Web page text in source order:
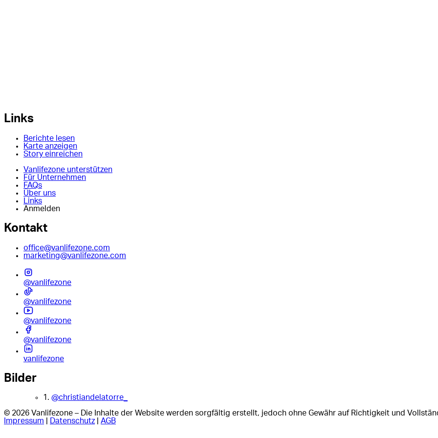
Links
Berichte lesen
Karte anzeigen
Story einreichen
Vanlifezone unterstützen
Für Unternehmen
FAQs
Über uns
Links
Anmelden
Kontakt
office@vanlifezone.com
marketing@vanlifezone.com
@vanlifezone
@vanlifezone
@vanlifezone
@vanlifezone
vanlifezone
Bilder
1. @christiandelatorre_
© 2026 Vanlifezone – Die Inhalte der Website werden sorgfältig erstellt, jedoch ohne Gewähr auf Richtigkeit und
Impressum
Datenschutz| AGB